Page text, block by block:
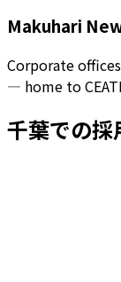
Makuhari
Corporate
— home to
千葉での採